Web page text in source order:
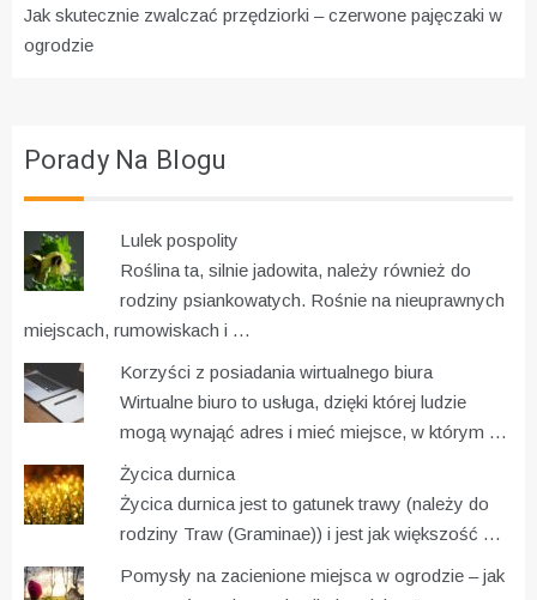
Jak skutecznie zwalczać przędziorki – czerwone pajęczaki w
ogrodzie
Porady Na Blogu
Lulek pospolity
Roślina ta, silnie jadowita, należy również do
rodziny psiankowatych. Rośnie na nieuprawnych
miejscach, rumowiskach i …
Korzyści z posiadania wirtualnego biura
Wirtualne biuro to usługa, dzięki której ludzie
mogą wynająć adres i mieć miejsce, w którym …
Życica durnica
Życica durnica jest to gatunek trawy (należy do
rodziny Traw (Graminae)) i jest jak większość …
Pomysły na zacienione miejsca w ogrodzie – jak